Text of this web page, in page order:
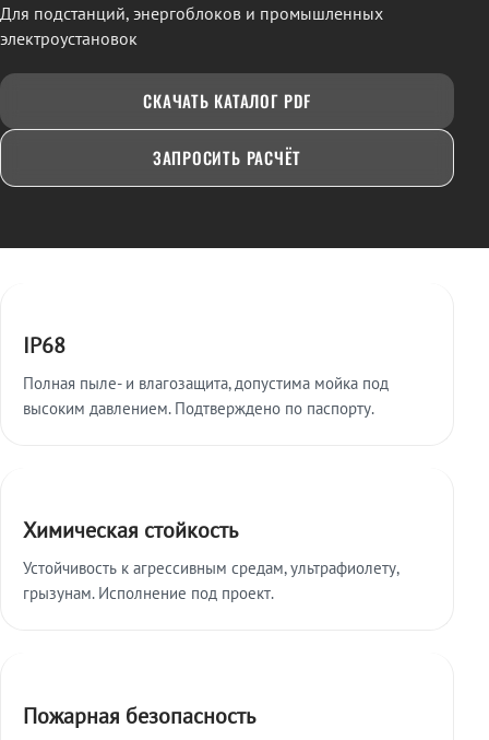
Для подстанций, энергоблоков и промышленных
электроустановок
СКАЧАТЬ КАТАЛОГ PDF
ЗАПРОСИТЬ РАСЧЁТ
IP68
Полная пыле- и влагозащита, допустима мойка под
высоким давлением. Подтверждено по паспорту.
Химическая стойкость
Устойчивость к агрессивным средам, ультрафиолету,
грызунам. Исполнение под проект.
Пожарная безопасность